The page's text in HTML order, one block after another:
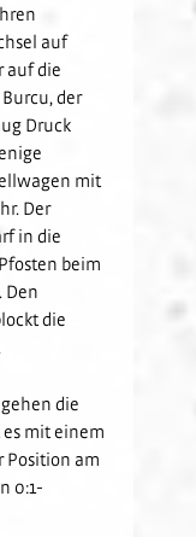
auf
auf die
der
Druck
mit
Der
in die
beim
Den
die
die
es mit einem
Position am
0:1-